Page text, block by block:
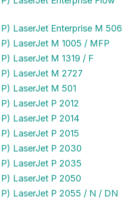
LaserJet Enterprise M 506
LaserJet M 1005 / MFP
LaserJet M 1319 / F
LaserJet M 2727
LaserJet M 501
LaserJet P 2012
LaserJet P 2014
LaserJet P 2015
LaserJet P 2030
LaserJet P 2035
LaserJet P 2050
LaserJet P 2055 / N / DN